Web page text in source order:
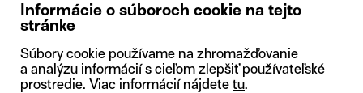
Informácie o súboroch cookie na tejto
stránke
Súbory cookie používame na zhromažďovanie
a analýzu informácií s cieľom zlepšiť používateľské
prostredie. Viac informácií nájdete tu.